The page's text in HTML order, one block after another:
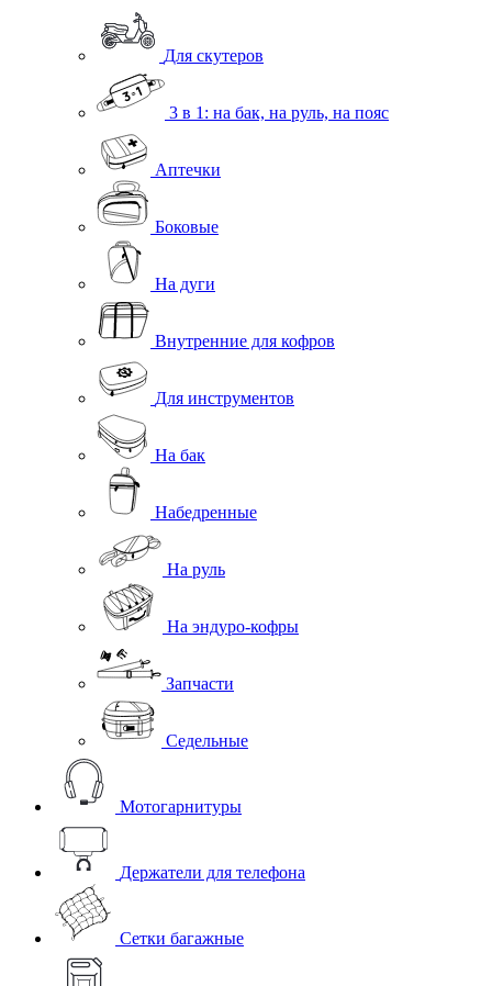
Для скутеров
3 в 1: на бак, на руль, на пояс
Аптечки
Боковые
На дуги
Внутренние для кофров
Для инструментов
На бак
Набедренные
На руль
На эндуро-кофры
Запчасти
Седельные
Мотогарнитуры
Держатели для телефона
Сетки багажные